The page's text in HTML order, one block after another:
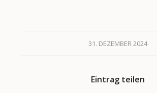
31. DEZEMBER 2024
Eintrag teilen